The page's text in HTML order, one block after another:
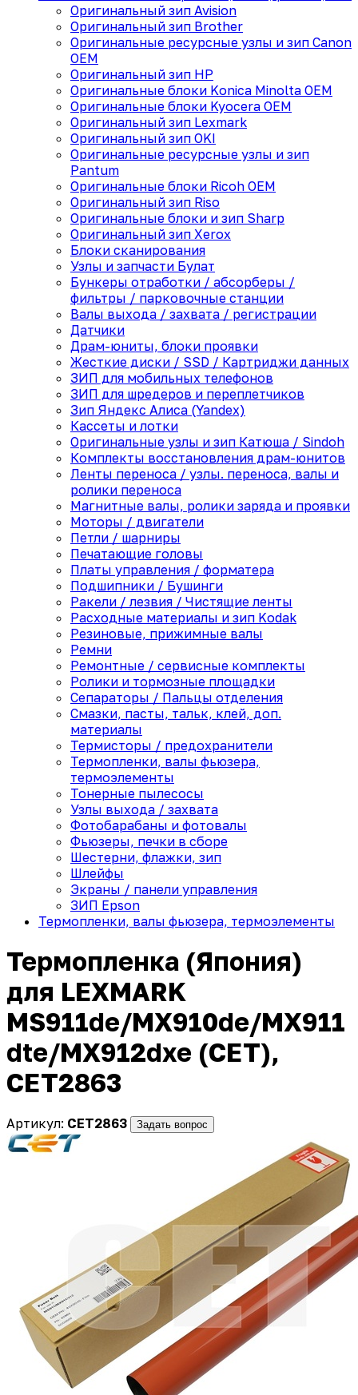
Оригинальный зип Avision
Оригинальный зип Brother
Оригинальные ресурсные узлы и зип Canon
OEM
Оригинальный зип HP
Оригинальные блоки Konica Minolta OEM
Оригинальные блоки Kyocera OEM
Оригинальный зип Lexmark
Оригинальный зип OKI
Оригинальные ресурсные узлы и зип
Pantum
Оригинальные блоки Ricoh OEM
Оригинальный зип Riso
Оригинальные блоки и зип Sharp
Оригинальный зип Xerox
Блоки сканирования
Узлы и запчасти Булат
Бункеры отработки / абсорберы /
фильтры / парковочные станции
Валы выхода / захвата / регистрации
Датчики
Драм-юниты, блоки проявки
Жесткие диски / SSD / Картриджи данных
ЗИП для мобильных телефонов
ЗИП для шредеров и переплетчиков
Зип Яндекс Алиса (Yandex)
Кассеты и лотки
Оригинальные узлы и зип Катюша / Sindoh
Комплекты восстановления драм-юнитов
Ленты переноса / узлы. переноса, валы и
ролики переноса
Магнитные валы, ролики заряда и проявки
Моторы / двигатели
Петли / шарниры
Печатающие головы
Платы управления / форматера
Подшипники / Бушинги
Ракели / лезвия / Чистящие ленты
Расходные материалы и зип Kodak
Резиновые, прижимные валы
Ремни
Ремонтные / сервисные комплекты
Ролики и тормозные площадки
Сепараторы / Пальцы отделения
Смазки, пасты, тальк, клей, доп.
материалы
Термисторы / предохранители
Термопленки, валы фьюзера,
термоэлементы
Тонерные пылесосы
Узлы выхода / захвата
Фотобарабаны и фотовалы
Фьюзеры, печки в сборе
Шестерни, флажки, зип
Шлейфы
Экраны / панели управления
ЗИП Epson
Термопленки, валы фьюзера, термоэлементы
Термопленка (Япония)
для LEXMARK
MS911de/MX910de/MX911
dte/MX912dxe (CET),
CET2863
Артикул: CET2863 Задать вопрос